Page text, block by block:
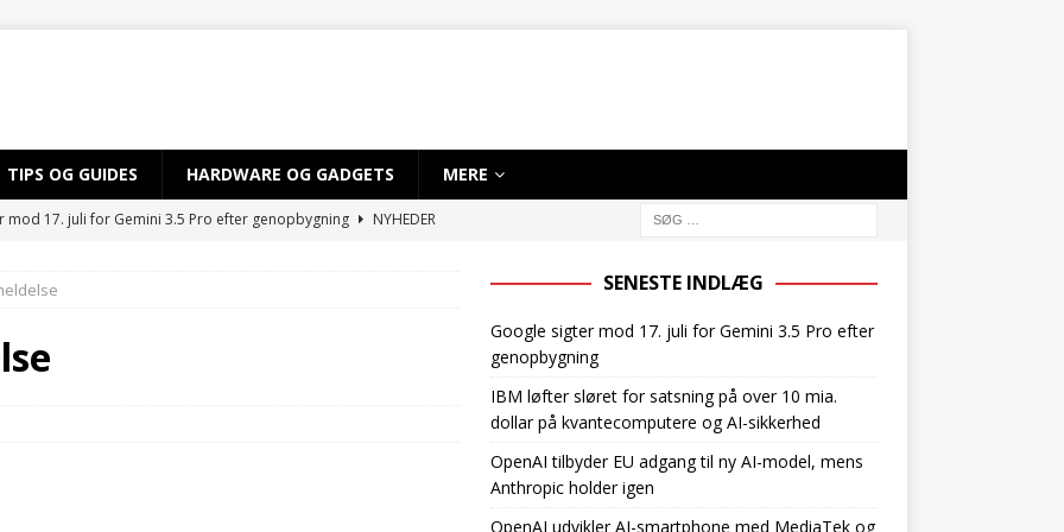
TIPS OG GUIDES HARDWARE OG GADGETS MERE
mod 17. juli for Gemini 3.5 Pro efter genopbygning
NYHEDER
INTELLIGENS
EU adgang til ny AI-model, mens Anthropic holder igen
AI-smartphone med MediaTek og Qualcomm
SENESTE INDLÆG
Google sigter mod 17. juli for Gemini 3.5 Pro efter
genopbygning
IBM løfter sløret for satsning på over 10 mia.
dollar på kvantecomputere og AI-sikkerhed
OpenAI tilbyder EU adgang til ny AI-model, mens
Anthropic holder igen
OpenAI udvikler AI-smartphone med MediaTek og